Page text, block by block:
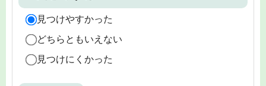
見つけやすかった
どちらともいえない
見つけにくかった